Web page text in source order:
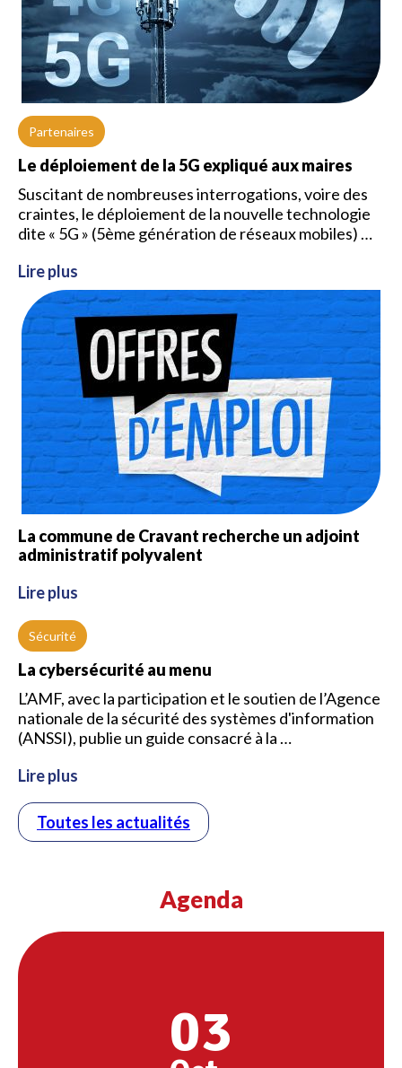
Partenaires
Le déploiement de la 5G expliqué aux maires
Suscitant de nombreuses interrogations, voire des
craintes, le déploiement de la nouvelle technologie
dite « 5G » (5ème génération de réseaux mobiles) …
Lire plus
La commune de Cravant recherche un adjoint
administratif polyvalent
Lire plus
Sécurité
La cybersécurité au menu
L’AMF, avec la participation et le soutien de l’Agence
nationale de la sécurité des systèmes d'information
(ANSSI), publie un guide consacré à la …
Lire plus
Toutes les actualités
Agenda
03